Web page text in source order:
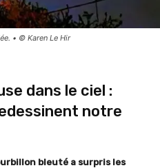
• © Karen Le Hir
dans le ciel :
notre
bleuté a surpris les